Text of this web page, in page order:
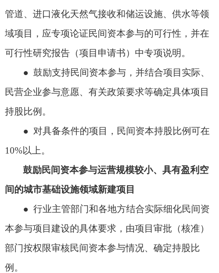
管道、进口液化天然气接收和储运设施、供水等领
域项目，应专项论证民间资本参与的可行性，并在
可行性研究报告（项目申请书）中专项说明。
● 鼓励支持民间资本参与，并结合项目实际、
民营企业参与意愿、有关政策要求等确定具体项目
持股比例。
● 对具备条件的项目，民间资本持股比例可在
10%以上。
鼓励民间资本参与运营规模较小、具有盈利空
间的城市基础设施领域新建项目
● 行业主管部门和各地方结合实际细化民间资
本参与项目建设的具体要求，由项目审批（核准）
部门按权限审核民间资本参与情况、确定持股比
例。